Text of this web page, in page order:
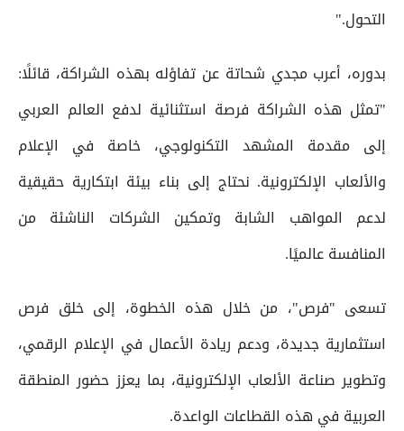
التحول."
بدوره، أعرب مجدي شحاتة عن تفاؤله بهذه الشراكة، قائلًا:
"تمثل هذه الشراكة فرصة استثنائية لدفع العالم العربي
إلى مقدمة المشهد التكنولوجي، خاصة في الإعلام
والألعاب الإلكترونية. نحتاج إلى بناء بيئة ابتكارية حقيقية
لدعم المواهب الشابة وتمكين الشركات الناشئة من
المنافسة عالميًا.
تسعى "فرص"، من خلال هذه الخطوة، إلى خلق فرص
استثمارية جديدة، ودعم ريادة الأعمال في الإعلام الرقمي،
وتطوير صناعة الألعاب الإلكترونية، بما يعزز حضور المنطقة
العربية في هذه القطاعات الواعدة.